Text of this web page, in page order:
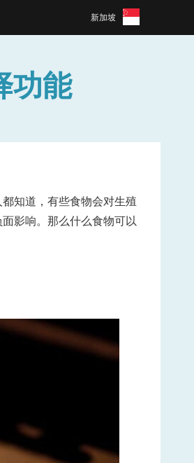
新加坡
功能
知道，有些食物会对生殖
影响。那么什么食物可以